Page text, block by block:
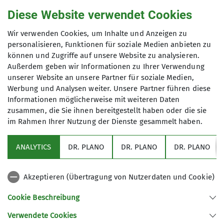
wischt. Putzutensilien stehen vor Ort bereit.
Außerdem ist der Müll zu leeren - achtet dabei
bitte auf die jeweiligen Recyclingvorgaben.
Die Küche ist stets direkt nach der Nutzung zu
reinigen. e
Ja, Kinder sind auf Selbstversorgerhäusern
gern gesehene Gäste. Manche Häsuer sind
besonders für Familien zu empfehlen. Achtet
auf das Siegel "Mit Kindern auf Hütten".
Weitere Infos findet ihrhier.
Kann ich meinen Hund
mitbringen?
Ihr möchtet euren Vierbeiner mitnehmen?
Dann prüft unbedingt im Voraus, ob das
möglich ist und wenn ja zu welchen
Konditionen. Auskunft geben die
Ansprechpersonen des jeweiligen Hauses.
Gibt es barrierefreie Hütten?
dem Auto erreichbar" oder "mit Seilbahn
das gewünschte Haus zuständigen Personen
direkt zu kontaktieren und die Bedarfe zu
Sektion Schwaben des Deutschen Alpenvereins (DAV) 1869 e. V.
Diese Website verwendet Cookies
Wir verwenden Cookies, um Inhalte und Anzeigen zu
personalisieren, Funktionen für soziale Medien anbieten zu
können und Zugriffe auf unsere Website zu analysieren.
Außerdem geben wir Informationen zu Ihrer Verwendung
unserer Website an unsere Partner für soziale Medien,
Werbung und Analysen weiter. Unsere Partner führen diese
Informationen möglicherweise mit weiteren Daten
zusammen, die Sie ihnen bereitgestellt haben oder die sie
im Rahmen Ihrer Nutzung der Dienste gesammelt haben.
ANALYTICS DR. PLANO DR. PLANO DR. PLANO
Akzeptieren (Übertragung von Nutzerdaten und Cookie)
Cookie Beschreibung
Verwendete Cookies